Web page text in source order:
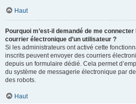
Haut
Pourquoi m’est-il demandé de me
courrier électronique d’un utilisateur ?
Si les administrateurs ont activé cette
inscrits peuvent envoyer des courriers
depuis un formulaire dédié. Cela permet
du système de messagerie électronique par
des robots.
Haut